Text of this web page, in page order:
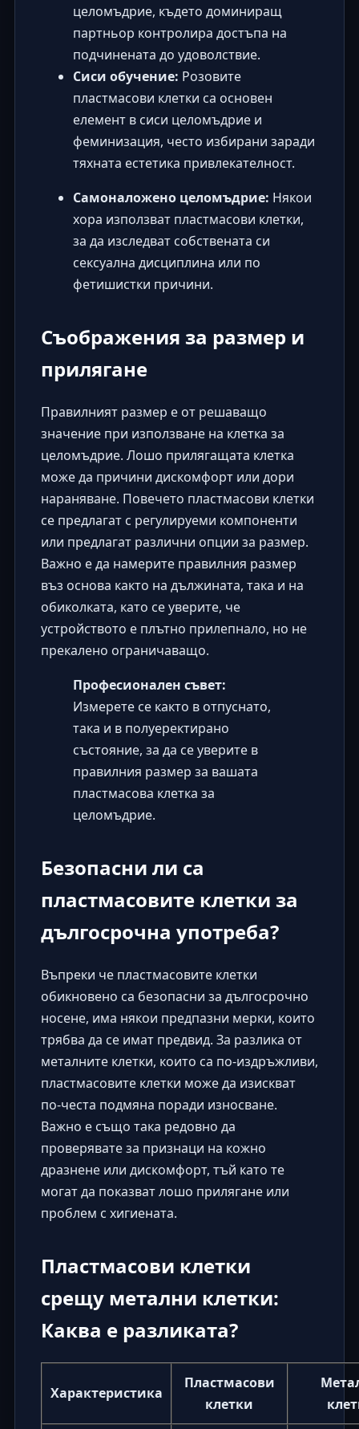
целомъдрие, където доминиращ
партньор контролира достъпа на
подчинената до удоволствие.
Сиси обучение: Розовите
пластмасови клетки са основен
елемент в сиси целомъдриеи
феминизация, често избирани заради
тяхната естетика привлекателност.
Самоналожено целомъдрие: Някои
хора използват пластмасови клетки,
за да изследват собствената си
сексуална дисциплина или по
фетишистки причини.
Съображения за размер и
прилягане
Правилният размер е от решаващо
значение при използване на клетка за
целомъдрие. Лошо прилягащата клетка
може да причини дискомфорт или дори
нараняване. Повечето пластмасови клетки
се предлагат с регулируеми компоненти
или предлагат различни опции за размер.
Важно е да намерите правилния размер
въз основа както на дължината, така и на
обиколката, като се уверите, че
устройството е плътно прилепнало, но не
прекалено ограничаващо.
Професионален съвет:
Измерете се както в отпуснато,
така и в полуеректирано
състояние, за да се уверите в
правилния размер за вашата
пластмасова клетка за
целомъдрие.
Безопасни ли са
пластмасовите клетки за
дългосрочна употреба?
Въпреки че пластмасовите клетки
обикновено са безопасни за дългосрочно
носене, има някои предпазни мерки, които
трябва да се имат предвид. За разлика от
металните клетки, които са по-издръжливи,
пластмасовите клетки може да изискват
по-честа подмяна поради износване.
Важно е също така редовно да
проверявате за признаци на кожно
дразнене или дискомфорт, тъй като те
могат да показват лошо прилягане или
проблем с хигиената.
Пластмасови клетки
срещу метални клетки:
Каква е разликата?
Характеристика
Пластмасови
клетки